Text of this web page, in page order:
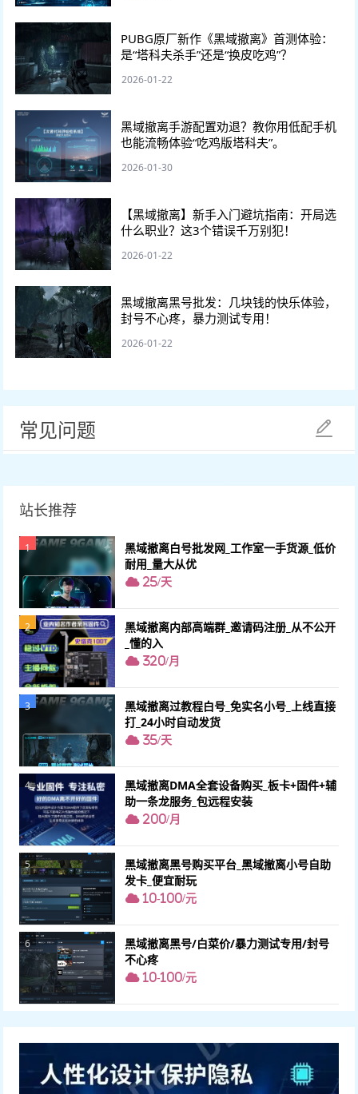
PUBG原厂新作《黑域撤离》首测体验：
是“塔科夫杀手”还是“换皮吃鸡”？
2026-01-22
黑域撤离手游配置劝退？教你用低配手机
也能流畅体验“吃鸡版塔科夫”。
2026-01-30
【黑域撤离】新手入门避坑指南：开局选
什么职业？这3个错误千万别犯！
2026-01-22
黑域撤离黑号批发：几块钱的快乐体验，
封号不心疼，暴力测试专用！
2026-01-22
常见问题
站长推荐
1
黑域撤离白号批发网_工作室一手货源_低价
耐用_量大从优
25/天
2
黑域撤离内部高端群_邀请码注册_从不公开
_懂的入
320/月
3
黑域撤离过教程白号_免实名小号_上线直接
打_24小时自动发货
35/天
4
黑域撤离DMA全套设备购买_板卡+固件+辅
助一条龙服务_包远程安装
200/月
5
黑域撤离黑号购买平台_黑域撤离小号自助
发卡_便宜耐玩
10-100/元
6
黑域撤离黑号/白菜价/暴力测试专用/封号
不心疼
10-100/元